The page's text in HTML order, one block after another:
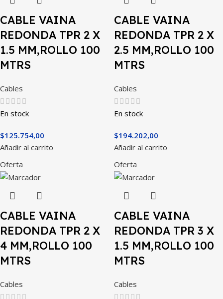
CABLE VAINA
REDONDA TPR 2 X
1.5 MM,ROLLO 100
MTRS
Cables
En stock
$125.754,00
Añadir al carrito
CABLE VAINA
REDONDA TPR 2 X
2.5 MM,ROLLO 100
MTRS
Cables
En stock
$194.202,00
Añadir al carrito
Oferta
CABLE VAINA
REDONDA TPR 2 X
4 MM,ROLLO 100
MTRS
Cables
Oferta
CABLE VAINA
REDONDA TPR 3 X
1.5 MM,ROLLO 100
MTRS
Cables